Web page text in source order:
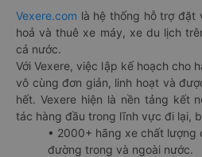
Vexere.com là hệ thống hỗ trợ đặt
hoả và thuê xe máy, xe du lịch
cả nước.
Với Vexere, việc lập kế hoạch cho
vô cùng đơn giản, linh hoạt và
hết. Vexere hiện là nền tảng kết
tác hàng đầu trong lĩnh vực đi lại,
• 2000+ hãng xe chất
đường trong và ngoài nước.